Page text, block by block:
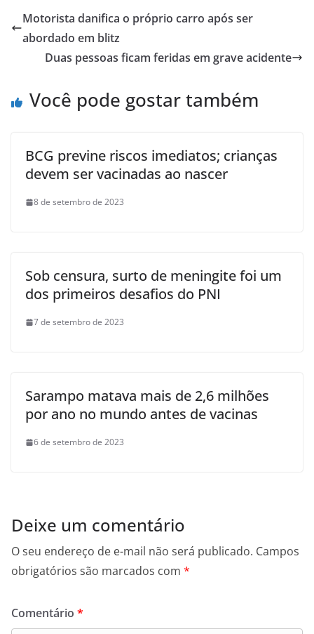
Motorista danifica o próprio carro após ser
abordado em blitz
Duas pessoas ficam feridas em grave acidente
Você pode gostar também
BCG previne riscos imediatos; crianças
devem ser vacinadas ao nascer
8 de setembro de 2023
Sob censura, surto de meningite foi um
dos primeiros desafios do PNI
7 de setembro de 2023
Sarampo matava mais de 2,6 milhões
por ano no mundo antes de vacinas
6 de setembro de 2023
Deixe um comentário
O seu endereço de e-mail não será publicado. Campos
obrigatórios são marcados com *
Comentário *